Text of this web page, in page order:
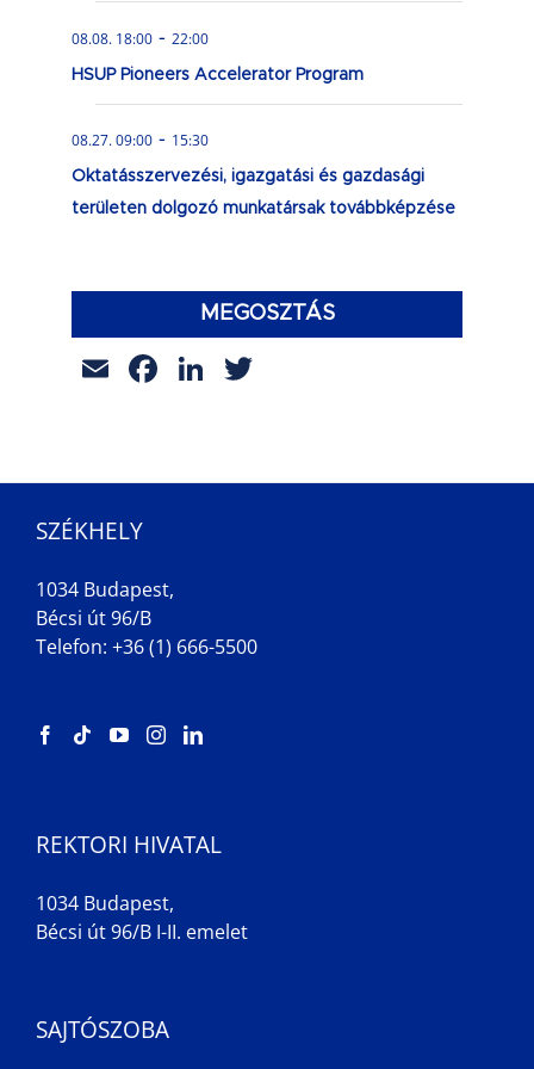
08.08. 18:00 - 22:00
HSUP Pioneers Accelerator Program
08.27. 09:00 - 15:30
Oktatásszervezési, igazgatási és gazdasági
területen dolgozó munkatársak továbbképzése
MEGOSZTÁS
EmailFacebook
LinkedIn
SZÉKHELY
1034 Budapest,
Bécsi út 96/B
Telefon: +36 (1) 666-5500
REKTORI HIVATAL
1034 Budapest,
Bécsi út 96/B I-II. emelet
SAJTÓSZOBA